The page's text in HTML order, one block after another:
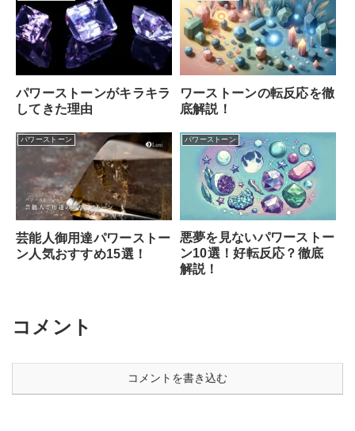
パワーストーンがキラキラ
してきた理由
ワーストーンの転反応を徹
底解説！
パワーストーン
芸能人御用達パワーストー
ン人気おすすめ15選！
パワーストーン
悪夢を見ないパワーストー
ン10選！好転反応？徹底
解説！
コメント
コメントを書き込む